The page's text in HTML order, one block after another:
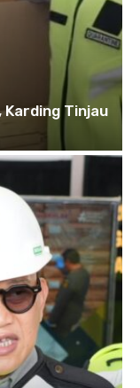
Karding Tinjau